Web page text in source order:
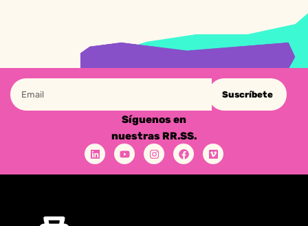
Suscríbete
Síguenos en
nuestras RR.SS.